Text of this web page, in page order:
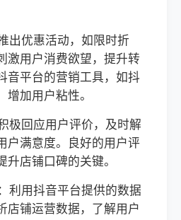
出优惠活动，如限时折
激用户消费欲望，提升转
音平台的营销工具，如抖
增加用户粘性。
极回应用户评价，及时解
户满意度。良好的用户评
店铺口碑的关键。
利用抖音平台提供的数据
店铺运营数据，了解用户